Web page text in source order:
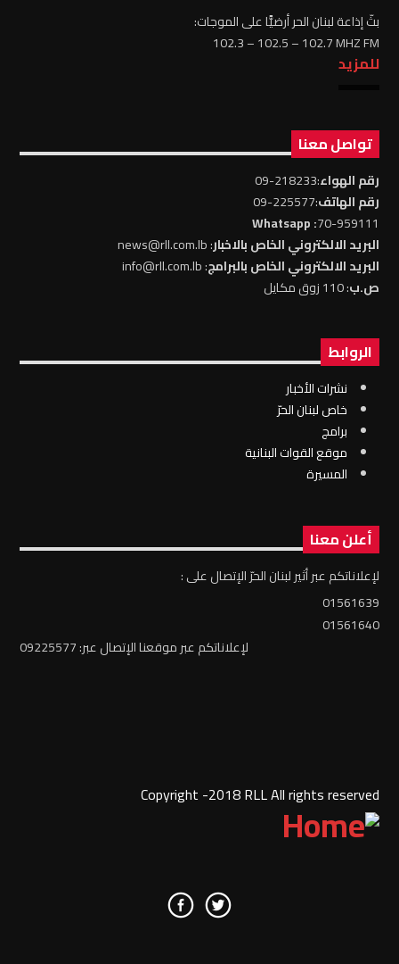
بثّ إذاعة لبنان الحر أرضيًّا على الموجات:
102.3 – 102.5 – 102.7 MHZ FM
للمزيد
تواصل معنا
رقم الهواء:218233-09
رقم الهاتف:225577-09
70-959111
: Whatsapp
البريد الالكتروني الخاص بالاخبار: news@rll.com.lb
البريد الالكتروني الخاص بالبرامج: info@rll.com.lb
ص.ب: 110 زوق مكايل
الروابط
نشرات الأخبار
خاص لبنان الحرّ
برامج
موقع القوات البنانية
المسيرة
أعلن معنا
لإعلاناتكم عبر أثير لبنان الحرّ الإتصال على :
01561639
01561640
لإعلاناتكم عبر موقعنا الإتصال عبر: 09225577
Copyright -2018 RLL All rights reserved